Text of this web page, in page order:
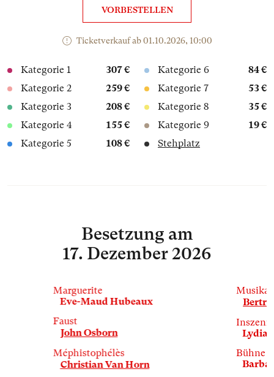
VORBESTELLEN
Ticketverkauf ab 01.10.2026, 10:00
Kategorie 1
307 €
Kategorie 2
259 €
Kategorie 3
208 €
Kategorie 4
155 €
Kategorie 5
108 €
Kategorie 6
84 €
Kategorie 7
53 €
Kategorie 8
35 €
Kategorie 9
19 €
Stehplatz
Besetzung am
17. Dezember 2026
Marguerite
Eve-Maud Hubeaux
Faust
John Osborn
Méphistophélès
Christian Van Horn
Lydia
Bühne